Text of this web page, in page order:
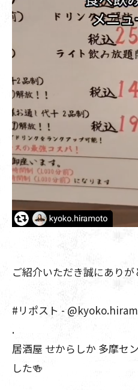
ご紹介いただき誠にありが
#リポスト -
.
居酒屋 せからしか 多摩セ
した🍻